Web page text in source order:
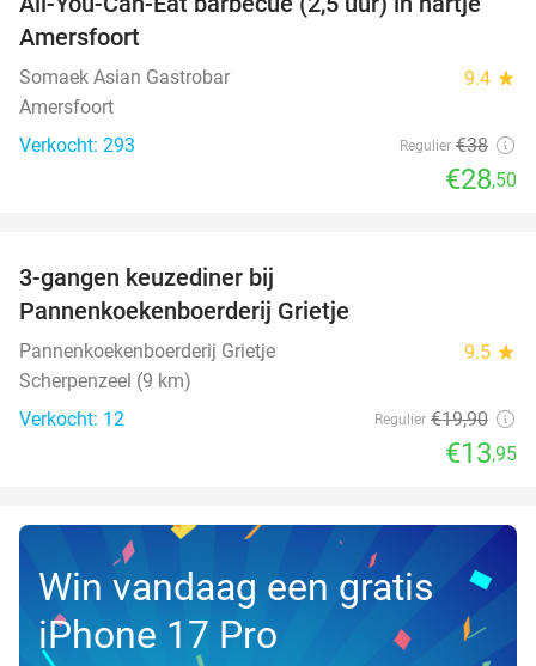
25%
Amersfoort
Somaek Asian Gastrobar 9.4 star
Amersfoort
Verkocht: 293
Regulier €38
€28,50
NEW
TODAY
3-gangen keuzediner bij
Pannenkoekenboerderij Grietje
Pannenkoekenboerderij Grietje 9.5 star
Scherpenzeel (9 km)
Verkocht: 12
Regulier €19,90
€13,95
Win vandaag een gratis
iPhone 17 Pro